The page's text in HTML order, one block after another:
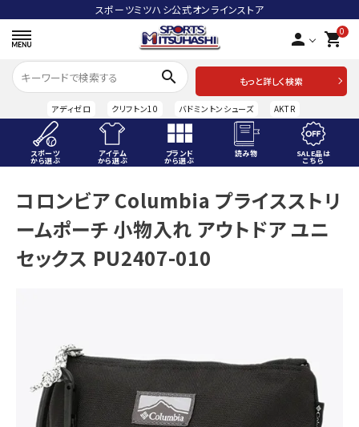
スポーツミツハシ公式オンラインストア
person 0
shopping_cart
search
もっと詳しく検索
アディゼロ クリフトン10 バドミントンシューズ AKTR
スポーツ
から選ぶ
アイテム
から選ぶ
ブランド
から選ぶ
読み物 SALE品は
こちら
ACCOUNT MENU
ようこそ ゲスト 様
meeting_room ログイン person 会員登録
ブランドから選ぶ
SALE品はこちら
コロンビア Columbia プライスストリ
ームポーチ 小物入れ アウトドア ユニ
セックス PU2407-010